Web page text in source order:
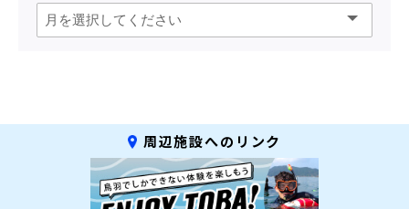
周辺施設へのリンク